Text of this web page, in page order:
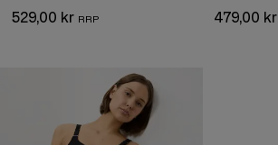
529,00 kr
479,00 kr